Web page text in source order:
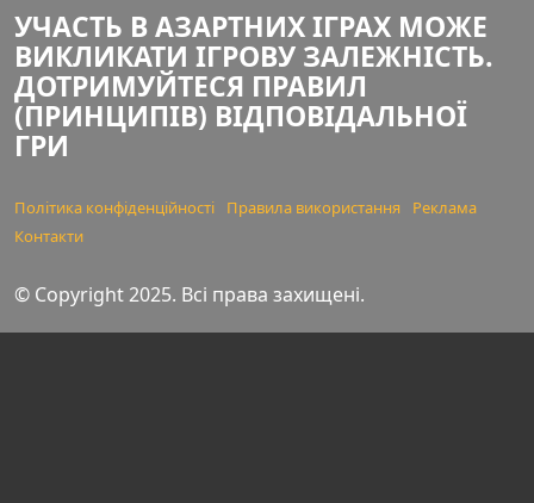
© Copyright 2025. Всі права захищені.
УЧАСТЬ В АЗАРТНИХ ІГРАХ МОЖЕ
ВИКЛИКАТИ ІГРОВУ ЗАЛЕЖНІСТЬ.
ДОТРИМУЙТЕСЯ ПРАВИЛ
(ПРИНЦИПІВ) ВІДПОВІДАЛЬНОЇ
ГРИ
Політика конфіденційності Правила використання
Реклама
Контакти